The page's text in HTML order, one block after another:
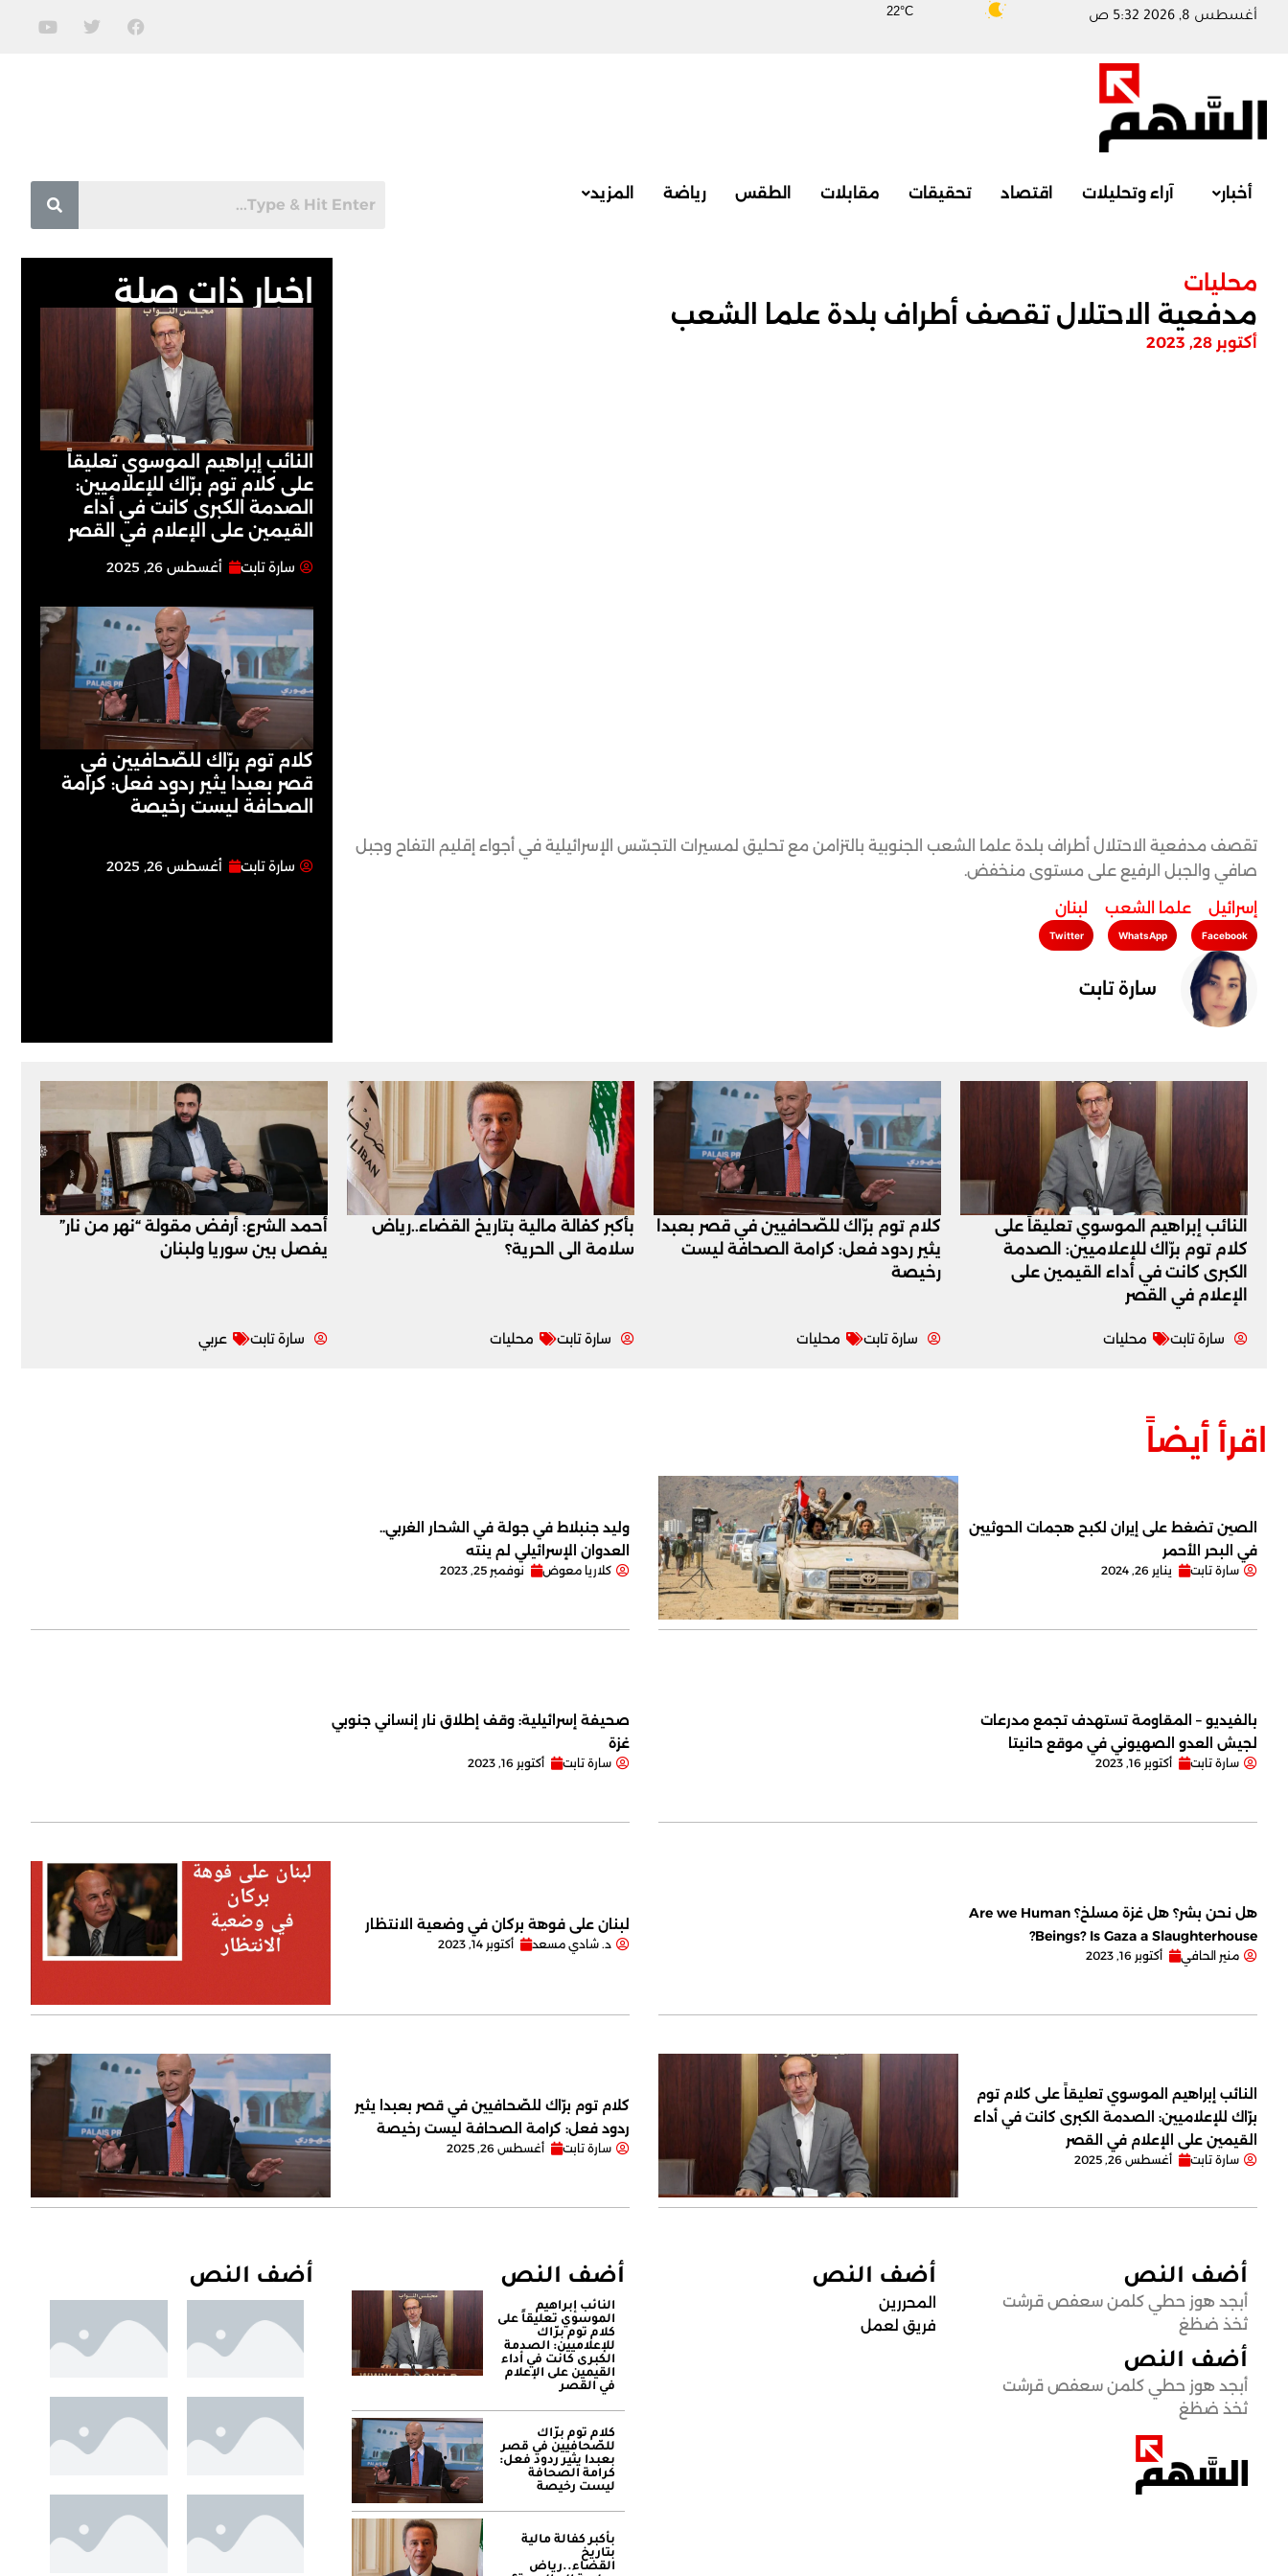
22°C أغسطس 8, 2026 5:32 ص
أخبار آراء وتحليلات اقتصاد تحقيقات مقابلات الطقس رياضة المزيد
اخبار ذات صلة
النائب إبراهيم الموسوي تعليقاً
على كلام توم برّاك للإعلاميين:
الصدمة الكبرى كانت في أداء
القيمين على ‏الإعلام في القصر
سارة تابت أغسطس 26, 2025
كلام توم برّاك للصّحافيين في
قصر بعبدا يثير ردود فعل: كرامة
الصحافة ليست رخيصة
سارة تابت أغسطس 26, 2025
محليات
مدفعية الاحتلال تقصف أطراف بلدة علما الشعب
أكتوبر 28, 2023
تقصف مدفعية الاحتلال أطراف بلدة علما الشعب الجنوبية بالتزامن مع تحليق لمسيرات التجسّس الإسرائيلية في أجواء إقليم التفاح وجبل
صافي والجبل الرفيع على مستوى منخفض.
إسرائيل علما الشعب لبنان
Facebook
WhatsApp
Twitter
سارة تابت
النائب إبراهيم الموسوي تعليقاً على
كلام توم برّاك للإعلاميين: الصدمة
الكبرى كانت في أداء القيمين على
‏الإعلام في القصر
سارة تابت محليات
كلام توم برّاك للصّحافيين في قصر بعبدا
يثير ردود فعل: كرامة الصحافة ليست
رخيصة
سارة تابت محليات
بأكبر كفالة مالية بتاريخ القضاء..رياض
سلامة الى الحرية؟
سارة تابت محليات
أحمد الشرع: أرفض مقولة “نهر من نار”
يفصل بين سوريا ولبنان
سارة تابت عربي
اقرأ أيضاً
الصين تضغط على إيران لكبح هجمات الحوثيين
في البحر الأحمر
سارة تابت يناير 26, 2024
وليد جنبلاط في جولة في الشحار الغربي..
العدوان الإسرائيلي لم ينته
كلاريا معوض نوفمبر 25, 2023
بالفيديو – المقاومة تستهدف تجمع مدرعات
لجيش العدو الصهيوني في موقع حانيتا
سارة تابت أكتوبر 16, 2023
صحيفة إسرائيلية: وقف إطلاق نار إنساني جنوبي
غزة
سارة تابت أكتوبر 16, 2023
هل نحن بشر؟ هل غزة مسلخ؟ Are we Human
Beings? Is Gaza a Slaughterhouse?
منير الحافي أكتوبر 16, 2023
لبنان على فوهة بركان في وضعية الانتظار
د. شادي مسعد أكتوبر 14, 2023
النائب إبراهيم الموسوي تعليقاً على كلام توم
برّاك للإعلاميين: الصدمة الكبرى كانت في أداء
القيمين على ‏الإعلام في القصر
سارة تابت أغسطس 26, 2025
كلام توم برّاك للصّحافيين في قصر بعبدا يثير
ردود فعل: كرامة الصحافة ليست رخيصة
سارة تابت أغسطس 26, 2025
أضف النص
أبجد هوز حطي كلمن سعفص قرشت
ثخذ ضظغ
أضف النص
أبجد هوز حطي كلمن سعفص قرشت
ثخذ ضظغ
أضف النص
المحررين
فريق لعمل
أضف النص
النائب إبراهيم
الموسوي تعليقاً على
كلام توم برّاك
للإعلاميين: الصدمة
الكبرى كانت في أداء
القيمين على ‏الإعلام
في القصر
كلام توم برّاك
للصّحافيين في قصر
بعبدا يثير ردود فعل:
كرامة الصحافة
ليست رخيصة
بأكبر كفالة مالية
بتاريخ
القضاء..رياض
أضف النص